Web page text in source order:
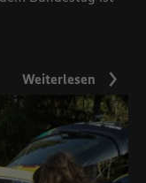
Weiterlesen